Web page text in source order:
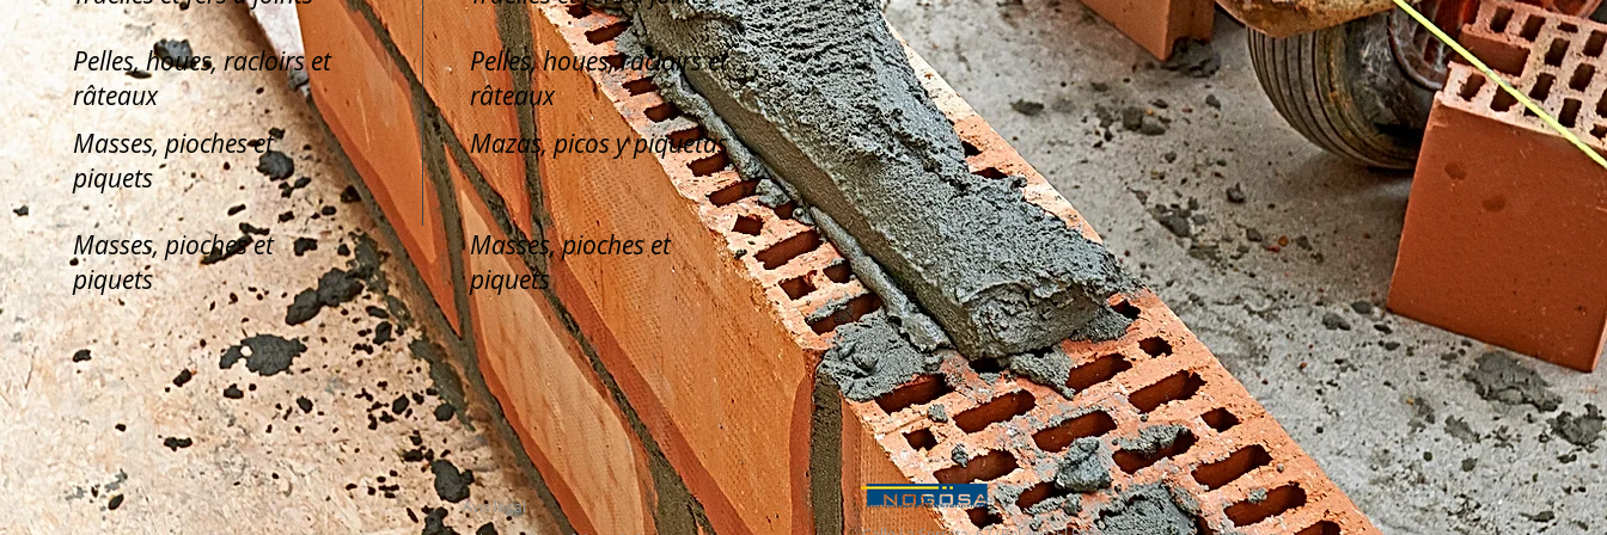
Pelles, houes, racloirs et
râteaux
Pelles, houes, racloirs et
râteaux
Masses, pioches et
piquets
Mazas, picos y piquetas
Masses, pioches et
piquets
Masses, pioches et
piquets
Avis légal